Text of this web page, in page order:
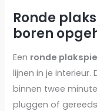
Ronde
boren
Een ronde
lijnen in je interieur.
binnen twee
pluggen of